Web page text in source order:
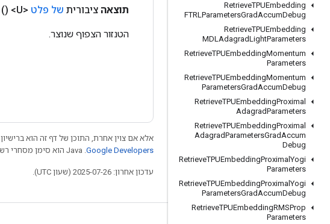
RetrieveTPUEmbedding
FTRLParametersGradAccumDebug
RetrieveTPUEmbedding
MDLAdagradLightParameters
RetrieveTPUEmbeddingMomentum
Parameters
RetrieveTPUEmbeddingMomentum
ParametersGradAccumDebug
RetrieveTPUEmbeddingProximal
AdagradParameters
RetrieveTPUEmbeddingProximal
AdagradParametersGradAccum
Debug
RetrieveTPUEmbeddingProximalYogi
Parameters
RetrieveTPUEmbeddingProximalYogi
ParametersGradAccumDebug
RetrieveTPUEmbeddingRMSProp
Parameters
תוצאה ציבורית של פלט <U>
()
הטנזור הצפוף שנוצר.
אלא אם צוין אחרת, התוכן של דף זה הוא ברישיון
Google Developers‏
עדכון אחרון: 2025-07-26 (שעון UTC).